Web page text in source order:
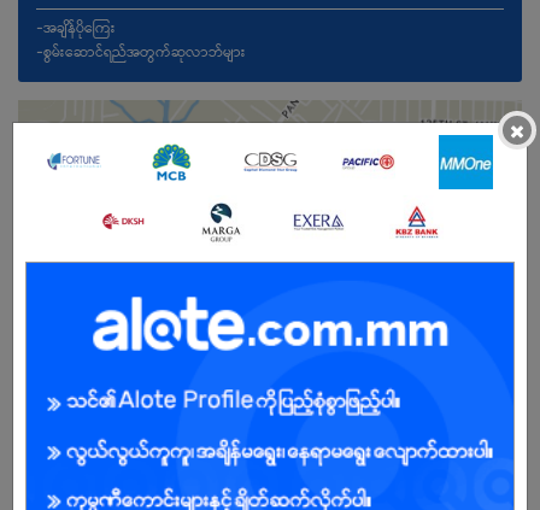
-အချိန်ပိုကြေး
-စွမ်းဆောင်ရည်အတွက်ဆုလာဘ်များ
×